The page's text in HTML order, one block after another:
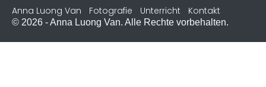
Anna Luong Van Fotografie Unterricht Kontakt
© 2026 - Anna Luong Van. Alle Rechte vorbehalten.